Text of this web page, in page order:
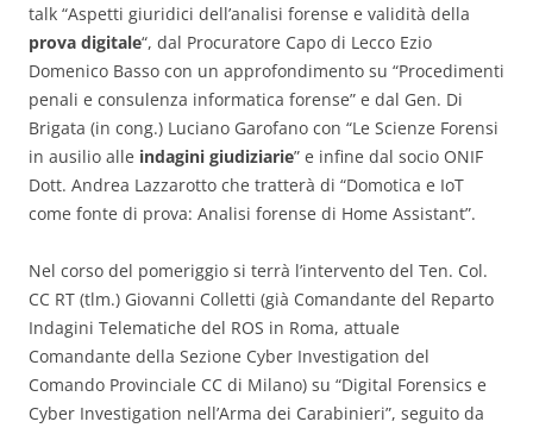
talk “Aspetti giuridici dell’analisi forense e validità della
prova digitale“, dal Procuratore Capo di Lecco Ezio
Domenico Basso con un approfondimento su “Procedimenti
penali e consulenza informatica forense” e dal Gen. Di
Brigata (in cong.) Luciano Garofano con “Le Scienze Forensi
in ausilio alle indagini giudiziarie” e infine dal socio ONIF
Dott. Andrea Lazzarotto che tratterà di “Domotica e IoT
come fonte di prova: Analisi forense di Home Assistant”.
Nel corso del pomeriggio si terrà l’intervento del Ten. Col.
CC RT (tlm.) Giovanni Colletti (già Comandante del Reparto
Indagini Telematiche del ROS in Roma, attuale
Comandante della Sezione Cyber Investigation del
Comando Provinciale CC di Milano) su “Digital Forensics e
Cyber Investigation nell’Arma dei Carabinieri”, seguito da